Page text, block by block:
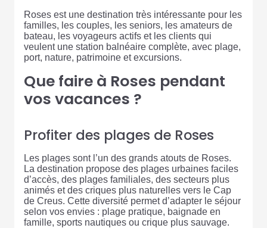
Roses est une destination très intéressante pour les
familles, les couples, les seniors, les amateurs de
bateau, les voyageurs actifs et les clients qui
veulent une station balnéaire complète, avec plage,
port, nature, patrimoine et excursions.
Que faire à Roses pendant
vos vacances ?
Profiter des plages de Roses
Les plages sont l’un des grands atouts de Roses.
La destination propose des plages urbaines faciles
d’accès, des plages familiales, des secteurs plus
animés et des criques plus naturelles vers le Cap
de Creus. Cette diversité permet d’adapter le séjour
selon vos envies : plage pratique, baignade en
famille, sports nautiques ou crique plus sauvage.